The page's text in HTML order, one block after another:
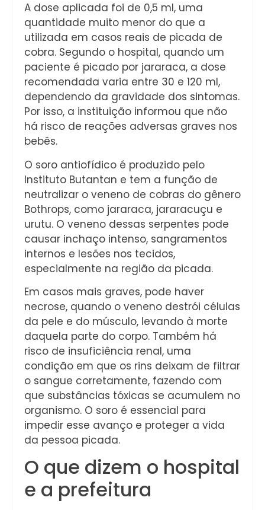
A dose aplicada foi de 0,5 ml, uma
quantidade muito menor do que a
utilizada em casos reais de picada de
cobra. Segundo o hospital, quando um
paciente é picado por jararaca, a dose
recomendada varia entre 30 e 120 ml,
dependendo da gravidade dos sintomas.
Por isso, a instituição informou que não
há risco de reações adversas graves nos
bebês.
O soro antiofídico é produzido pelo
Instituto Butantan e tem a função de
neutralizar o veneno de cobras do gênero
Bothrops, como jararaca, jararacuçu e
urutu. O veneno dessas serpentes pode
causar inchaço intenso, sangramentos
internos e lesões nos tecidos,
especialmente na região da picada.
Em casos mais graves, pode haver
necrose, quando o veneno destrói células
da pele e do músculo, levando à morte
daquela parte do corpo. Também há
risco de insuficiência renal, uma
condição em que os rins deixam de filtrar
o sangue corretamente, fazendo com
que substâncias tóxicas se acumulem no
organismo. O soro é essencial para
impedir esse avanço e proteger a vida
da pessoa picada.
O que dizem o hospital
e a prefeitura